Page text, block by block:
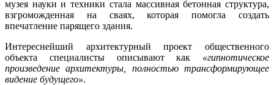
музея науки и техники стала массивная бетонная структура,
взгроможденная на сваях, которая помогла создать
впечатление парящего здания.
Интереснейший архитектурный проект общественного
объекта специалисты описывают как «гипнотическое
произведение архитектуры, полностью трансформирующее
видение будущего».